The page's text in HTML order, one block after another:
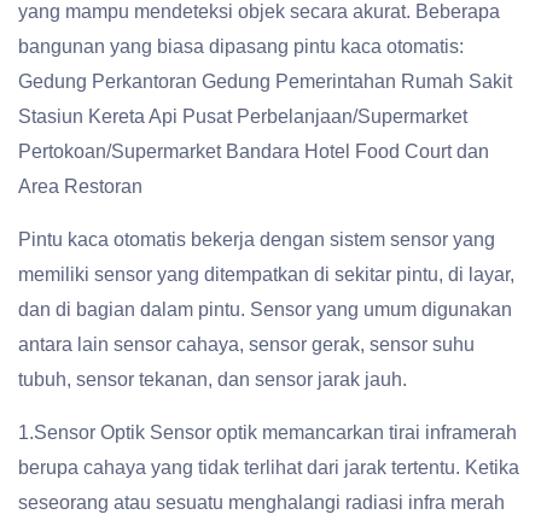
yang mampu mendeteksi objek secara akurat. Beberapa
bangunan yang biasa dipasang pintu kaca otomatis:
Gedung Perkantoran Gedung Pemerintahan Rumah Sakit
Stasiun Kereta Api Pusat Perbelanjaan/Supermarket
Pertokoan/Supermarket Bandara Hotel Food Court dan
Area Restoran
Pintu kaca otomatis bekerja dengan sistem sensor yang
memiliki sensor yang ditempatkan di sekitar pintu, di layar,
dan di bagian dalam pintu. Sensor yang umum digunakan
antara lain sensor cahaya, sensor gerak, sensor suhu
tubuh, sensor tekanan, dan sensor jarak jauh.
1.Sensor Optik Sensor optik memancarkan tirai inframerah
berupa cahaya yang tidak terlihat dari jarak tertentu. Ketika
seseorang atau sesuatu menghalangi radiasi infra merah